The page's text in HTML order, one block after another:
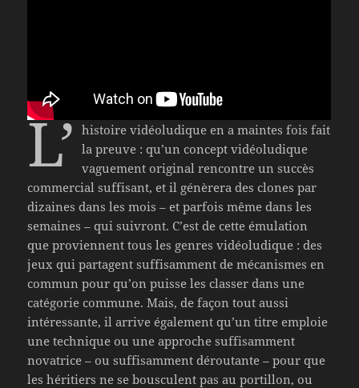
L’ histoire vidéoludique en a maintes fois fait
la preuve : qu’un concept vidéoludique
vaguement original rencontre un succès
commercial suffisant, et il génèrera des clones par
dizaines dans les mois – et parfois même dans les
semaines – qui suivront. C’est de cette émulation
que proviennent tous les genres vidéoludique : des
jeux qui partagent suffisamment de mécanismes en
commun pour qu’on puisse les classer dans une
catégorie commune. Mais, de façon tout aussi
intéressante, il arrive également qu’un titre emploie
une technique ou une approche suffisamment
novatrice – ou suffisamment déroutante – pour que
les héritiers ne se bousculent pas au portillon, ou